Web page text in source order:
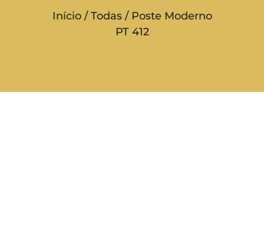
Início/Todas/ Poste Moderno
PT 412